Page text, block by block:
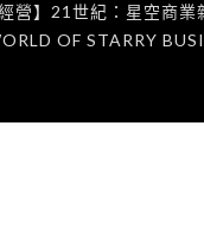
營】21世紀：星空商
OF STARRY